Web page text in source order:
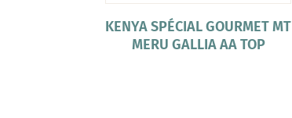
KENYA SPÉCIAL GOURMET MT
MERU GALLIA AA TOP